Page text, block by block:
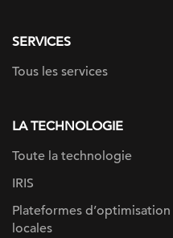
SERVICES
Tous les services
LA TECHNOLOGIE
Toute la technologie
IRIS
Plateformes d’optimisation
locales